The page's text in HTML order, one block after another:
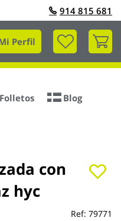
914 815 681
Perfil
Mi
Folletos Blog
con
hyc
Ref: 79771